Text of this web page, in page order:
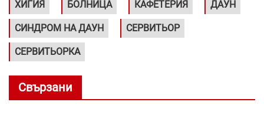
ХИГИЯ БОЛНИЦА КАФЕТЕРИЯ ДАУН
СИНДРОМ НА ДАУН СЕРВИТЬОР
СЕРВИТЬОРКА
Свързани